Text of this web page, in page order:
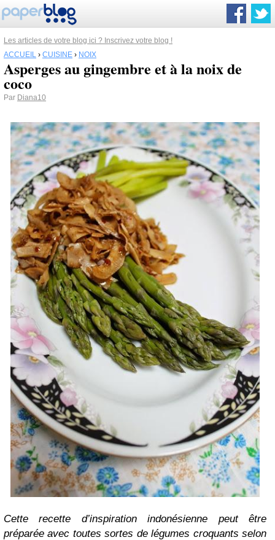
Les articles de votre blog ici ? Inscrivez votre blog !
ACCUEIL › CUISINE › NOIX
Asperges au gingembre et à la noix de
coco
Par Diana10
Cette recette d’inspiration indonésienne peut être
préparée avec toutes sortes de légumes croquants selon